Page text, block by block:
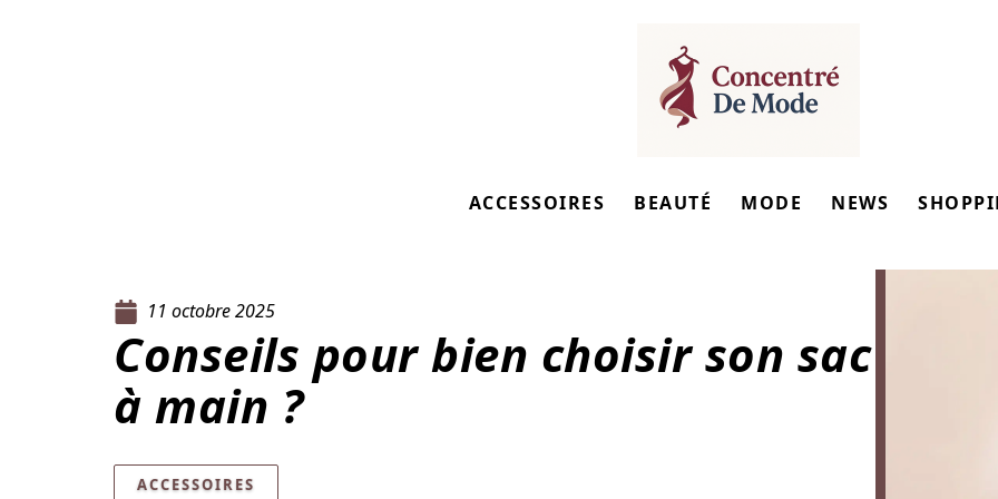
ACCESSOIRES BEAUTÉ MODE NEWS
11 octobre 2025
Conseils pour bien choisir son sac
à main ?
ACCESSOIRES